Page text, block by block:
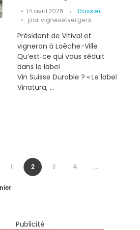
14 avril 2026
Dossier
par vignesetvergers
Président de Vitival et
vigneron à Loèche-Ville
Qu’est‑ce qui vous séduit
dans le label
Vin Suisse Durable ? « Le label
Vinatura, ...
1 2 3 4 ...
Publicité